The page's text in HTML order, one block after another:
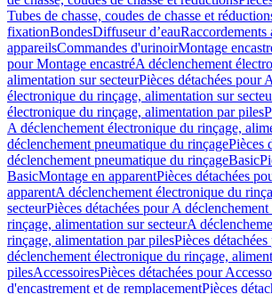
Tubes de chasse, coudes de chasse et
fixationBondesDiffuseur d’eauRaccordements
appareilsCommandes d'urinoirMontage
pour Montage encastréA déclenchement
alimentation sur secteurPièces détachées pour
électronique du rinçage, alimentation sur
électronique du rinçage, alimentation par piles
A déclenchement électronique du rinçage,
déclenchement pneumatique du rinçagePièces
déclenchement pneumatique du rinçageBasic
BasicMontage en apparentPièces détachées
apparentA déclenchement électronique du
secteurPièces détachées pour A
rinçage, alimentation sur secteurA
rinçage, alimentation par pilesPièces
déclenchement électronique du rinçage,
pilesAccessoiresPièces détachées pour
d'encastrement et de remplacementPièces